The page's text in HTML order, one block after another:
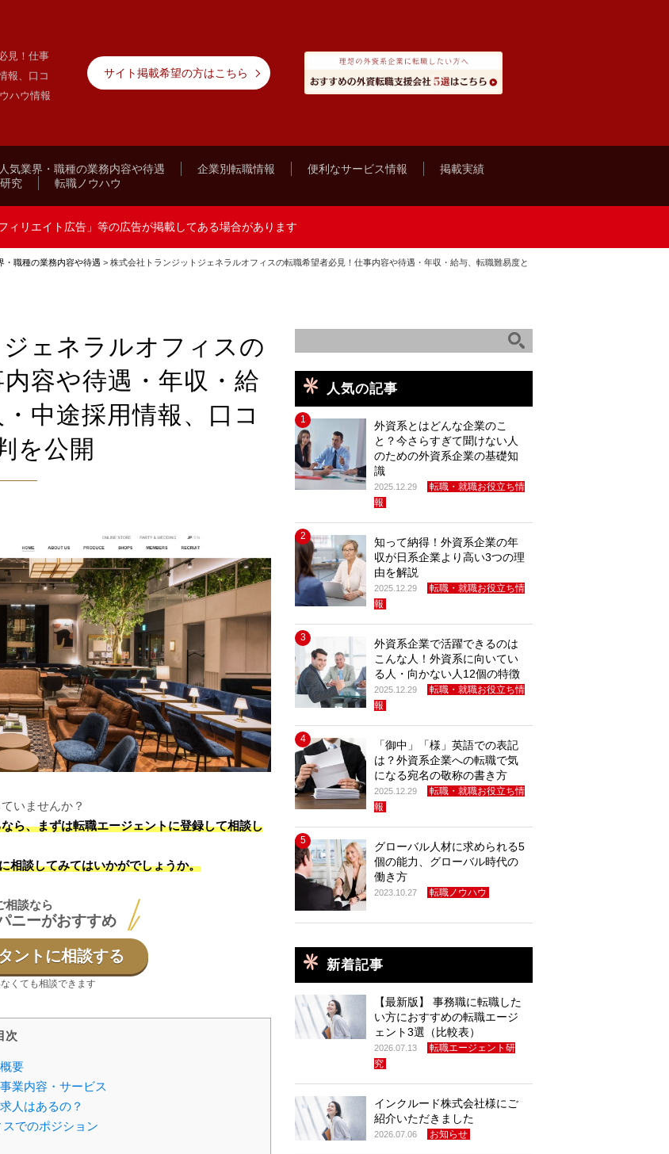
見！仕事
報、口コ
ハウ情報
サイト掲載希望の方はこちら
人気業界・職種の業務内容や待遇 企業別転職情報 便利なサービス情報
掲載実績
究 転職ノウハウ
フィリエイト広告」等の広告が掲載してある場合があります
・職種の業務内容や待遇 > 株式会社トランジットジェネラルオフィスの転職希望者必見！仕事内容や待遇・年収・給与、転職難易度と
ェネラルオフィスの
容や待遇・年収・給
中途採用情報、口コ
を公開
いませんか？
ら、まずは転職エージェントに登録して相談し
相談してみてはいかがでしょうか。
相談なら
ニーがおすすめ
ントに相談する
くても相談できます
次
要
業内容・サービス
人はあるの？
でのポジション
人気の記事
1
外資系とはどんな企業のこ
と？今さらすぎて聞けない人
のための外資系企業の基礎知
識
2025.12.29
転職・就職お役立ち情
報
2
知って納得！外資系企業の年
収が日系企業より高い3つの理
由を解説
2025.12.29
転職・就職お役立ち情
報
3
外資系企業で活躍できるのは
こんな人！外資系に向いてい
る人・向かない人12個の特徴
2025.12.29
転職・就職お役立ち情
報
4
「御中」「様」英語での表記
は？外資系企業への転職で気
になる宛名の敬称の書き方
2025.12.29
転職・就職お役立ち情
報
5
グローバル人材に求められる5
個の能力、グローバル時代の
働き方
2023.10.27 転職ノウハウ
新着記事
【最新版】 事務職に転職した
い方におすすめの転職エージ
ェント3選（比較表）
2026.07.13
転職エージェント研
究
インクルード株式会社様にご
紹介いただきました
2026.07.06 お知らせ